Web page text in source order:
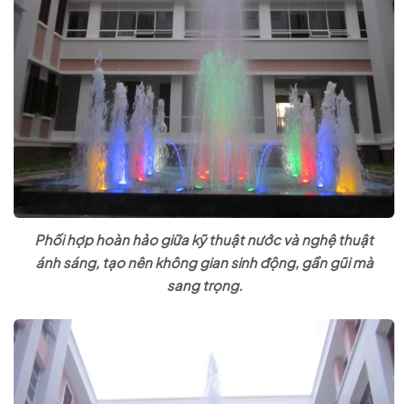
Phối hợp hoàn hảo giữa kỹ thuật nước và nghệ thuật
ánh sáng, tạo nên không gian sinh động, gần gũi mà
sang trọng.